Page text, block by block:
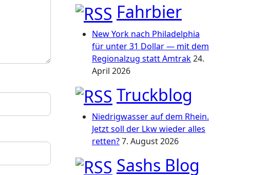
Fahrbier
New York nach Philadelphia
für unter 31 Dollar — mit dem
Regionalzug statt Amtrak24.
April 2026
Truckblog
Niedrigwasser auf dem Rhein.
Jetzt soll der Lkw wieder alles
retten?7. August 2026
Sashs Blog